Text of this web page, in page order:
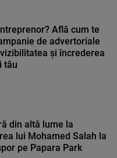
Află cum te
de advertoriale
și încrederea
tău
din altă lume la
lui Mohamed Salah la
pe Papara Park